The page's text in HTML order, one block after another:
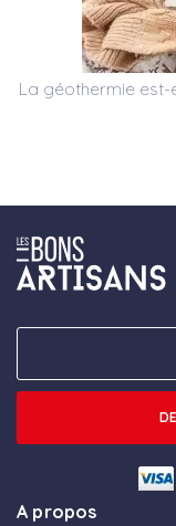
La géothermie
A propos